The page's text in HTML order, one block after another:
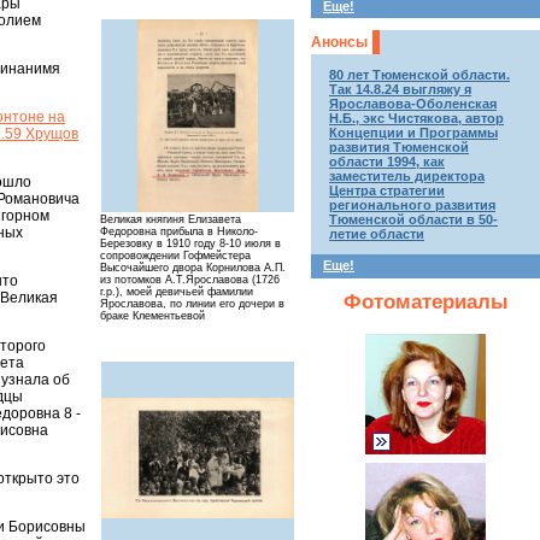
Великая княгиня Елизавета
Федоровна прибыла в Николо-
Березовку в 1910 году 8-10 июля в
сопровождении Гофмейстера
Высочайшего двора Корнилова А.П.
из потомков А.Т.Ярославова (1726
г.р.), моей девичьей фамилии
Ярославова, по линии его дочери в
браке Клементьевой
на
Хрущов
об
8 -
это
Борисовны
Еще!
Анонсы
80 лет Тюменской области.
Так 14.8.24 выгляжу я
Ярославова-Оболенская
Н.Б., экс Чистякова, автор
Концепции и Программы
развития Тюменской
области 1994, как
заместитель директора
Центра стратегии
регионального развития
Тюменской области в 50-
летие области
Еще!
Фотоматериалы